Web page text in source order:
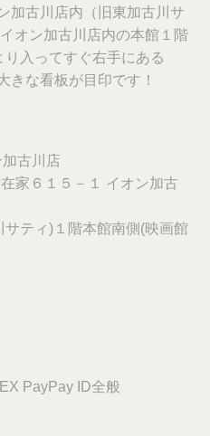
加古川店内（旧東加古川サ
オン加古川店内の本館１階
入ってすぐ右手にある
きな看板が目印です！
古川店
家６１５－１ イオン加古
ティ)１階本館南側(映画館
PayPay ID全般